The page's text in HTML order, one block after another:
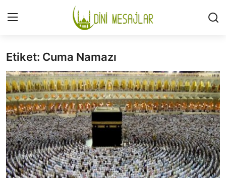
Giriş Kayıt Ol
İLETİŞİM
GÜNDEM
HAKKIMIZDA
DESTEKLİYORUM
Etiket: Cuma Namazı